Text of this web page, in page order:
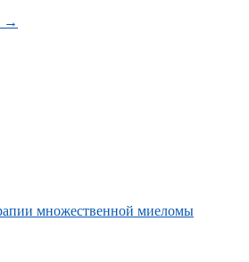
→
множественной миеломы